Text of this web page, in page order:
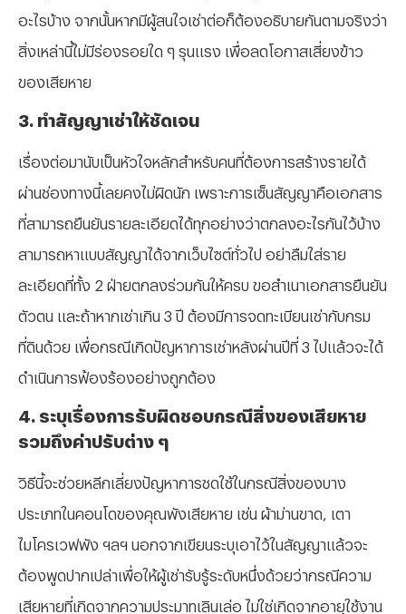
อะไรบ้าง จากนั้นหากมีผู้สนใจเช่าต่อก็ต้องอธิบายกันตามจริงว่า
สิ่งเหล่านี้ไม่มีร่องรอยใด ๆ รุนแรง เพื่อลดโอกาสเสี่ยงข้าว
ของเสียหาย
⁠3. ทำสัญญาเช่าให้ชัดเจน
เรื่องต่อมานับเป็นหัวใจหลักสำหรับคนที่ต้องการสร้างรายได้
ผ่านช่องทางนี้เลยคงไม่ผิดนัก เพราะการเซ็นสัญญาคือเอกสาร
ที่สามารถยืนยันรายละเอียดได้ทุกอย่างว่าตกลงอะไรกันไว้บ้าง
สามารถหาแบบสัญญาได้จากเว็บไซต์ทั่วไป อย่าลืมใส่ราย
ละเอียดที่ทั้ง 2 ฝ่ายตกลงร่วมกันให้ครบ ขอสำเนาเอกสารยืนยัน
ตัวตน และถ้าหากเช่าเกิน 3 ปี ต้องมีการจดทะเบียนเช่ากับกรม
ที่ดินด้วย เพื่อกรณีเกิดปัญหาการเช่าหลังผ่านปีที่ 3 ไปแล้วจะได้
ดำเนินการฟ้องร้องอย่างถูกต้อง
⁠4. ระบุเรื่องการรับผิดชอบกรณีสิ่งของเสียหาย
รวมถึงค่าปรับต่าง ๆ
วิธีนี้จะช่วยหลีกเลี่ยงปัญหาการชดใช้ในกรณีสิ่งของบาง
ประเภทในคอนโดของคุณพังเสียหาย เช่น ผ้าม่านขาด, เตา
ไมโครเวฟพัง ฯลฯ นอกจากเขียนระบุเอาไว้ในสัญญาแล้วจะ
ต้องพูดปากเปล่าเพื่อให้ผู้เช่ารับรู้ระดับหนึ่งด้วยว่ากรณีความ
เสียหายที่เกิดจากความประมาทเลินเล่อ ไม่ใช่เกิดจากอายุใช้งาน